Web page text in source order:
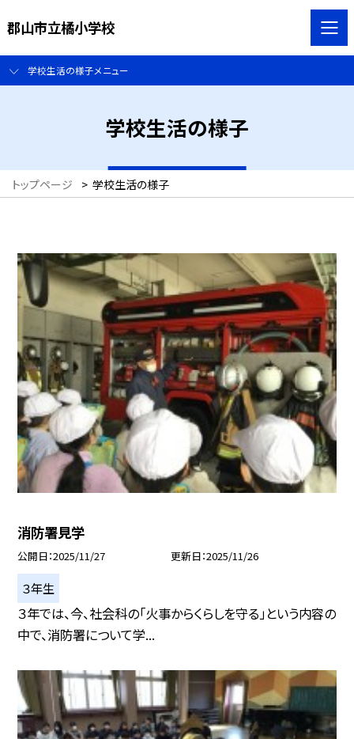
郡山市立橘小学校
学校生活の様子メニュー
学校生活の様子
トップページ > 学校生活の様子
消防署見学
公開日 2025/11/27 更新日 2025/11/26
３年生
３年では、今、社会科の「火事からくらしを守る」という内容の
中で、消防署について学...